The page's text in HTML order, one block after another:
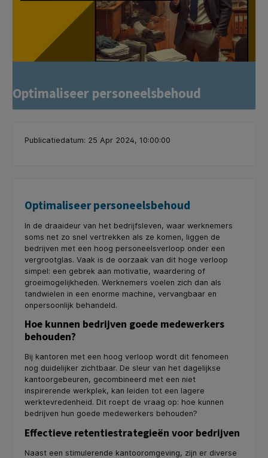
Optimaliseer personeelsbehoud
Publicatiedatum: 25 Apr 2024, 10:00:00
Optimaliseer personeelsbehoud
In de draaideur van het bedrijfsleven, waar werknemers
soms net zo snel vertrekken als ze komen, liggen de
bedrijven met een hoog personeelsverloop onder een
vergrootglas. Vaak is de oorzaak van dit hoge verloop
simpel: een gebrek aan motivatie, waardering of
groeimogelijkheden. Werknemers voelen zich dan als
tandwielen in een enorme machine, vervangbaar en
onpersoonlijk behandeld.
Hoe kunnen bedrijven goede medewerkers
behouden?
Bij kantoren met een hoog verloop wordt dit fenomeen
nog duidelijker zichtbaar. De sleur van het dagelijkse
kantoorgebeuren, gecombineerd met een niet
inspirerende werkplek, kan leiden tot een lagere
werktevredenheid. Dit roept de vraag op: hoe kunnen
bedrijven hun goede medewerkers behouden?
Effectieve retentiestrategieën voor bedrijven
Naast een stimulerende kantooromgeving, zijn er diverse